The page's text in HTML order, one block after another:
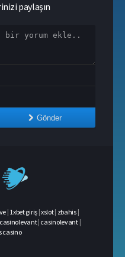
paylaşın
Gönder
| 1xbet giriş|xslot| zbahis|
casinolevant| casinolevant|
casino